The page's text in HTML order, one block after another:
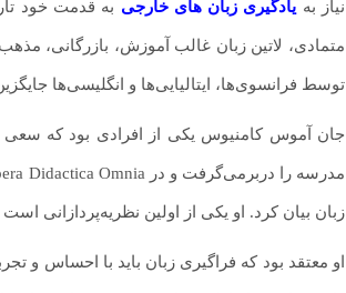
نیاز به یادگیری زبان های خارجی به قدمت خود
متمادی، لاتین زبان غالب آموزش، بازرگانی،
توسط فرانسوی‌ها، ایتالیایی‌ها و انگلیسی‌ها
جان آموس کامنیوس یکی از افرادی بود که سعی
زبان بیان کرد. او یکی از اولین
او معتقد بود که فراگیری زبان باید با احساس و